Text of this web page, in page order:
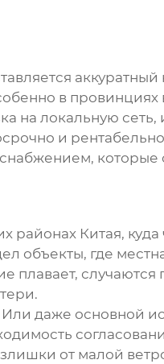
аккуратный
в
на локальную сеть,
и
которые
Китая, куда
объекты, где
плавает,
даже основной
от малой